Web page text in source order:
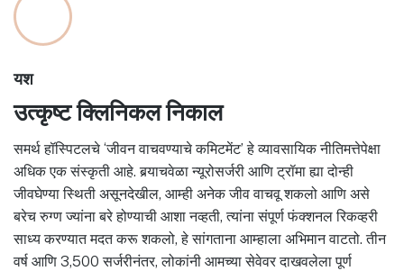
यश
उत्कृष्ट क्लिनिकल निकाल
समर्थ हॉस्पिटलचे ‘जीवन वाचवण्याचे कमिटमेंट’ हे व्यावसायिक नीतिमत्तेपेक्षा
अधिक एक संस्कृती आहे. बर्‍याचवेळा न्यूरोसर्जरी आणि ट्रॉमा ह्या दोन्ही
जीवघेण्या स्थिती असूनदेखील, आम्ही अनेक जीव वाचवू शकलो आणि असे
बरेच रुग्ण ज्यांना बरे होण्याची आशा नव्हती, त्यांना संपूर्ण फंक्शनल रिकव्हरी
साध्य करण्यात मदत करू शकलो, हे सांगताना आम्हाला अभिमान वाटतो. तीन
वर्ष आणि 3,500 सर्जरीनंतर, लोकांनी आमच्या सेवेवर दाखवलेला पूर्ण